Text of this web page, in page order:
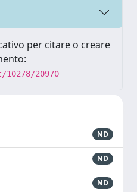
per citare o creare
20970
ND
ND
ND